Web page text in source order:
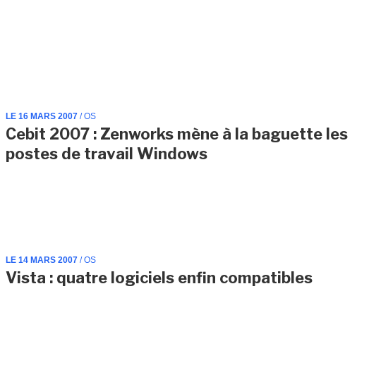
LE 16 MARS 2007 / OS
Cebit 2007 : Zenworks mène à la baguette les
postes de travail Windows
LE 14 MARS 2007 / OS
Vista : quatre logiciels enfin compatibles